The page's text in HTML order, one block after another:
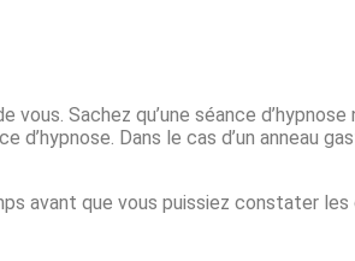
Sachez qu’une séance d’hypnose
Dans le cas d’un anneau
avant que vous puissiez constater